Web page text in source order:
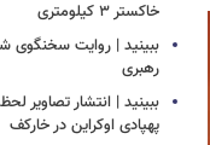
خاکستر ۳ کیلومتری
ببینید | روایت سخنگوی
رهبری
ببینید | انتشار تصاویر
پهپادی اوکراین در خارکف